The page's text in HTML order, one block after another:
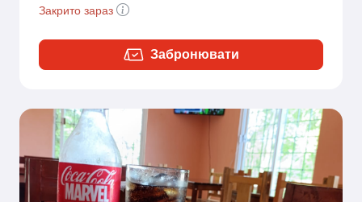
Закрито зараз
Забронювати